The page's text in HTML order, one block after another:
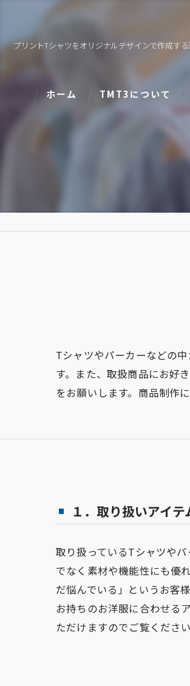
プリントTシャツをオリジナルデザインで作成す
ホーム TMT3について
Tシャツやパーカーなどの
す。また、取扱商品にお好
をお願いします。商品制作
１．取り扱いアイ
取り扱っているTシャツや
でなく素材や機能性にも優
だ悩んでいる」というお客
お持ちのお洋服に合わせる
ただけますのでご覧ください